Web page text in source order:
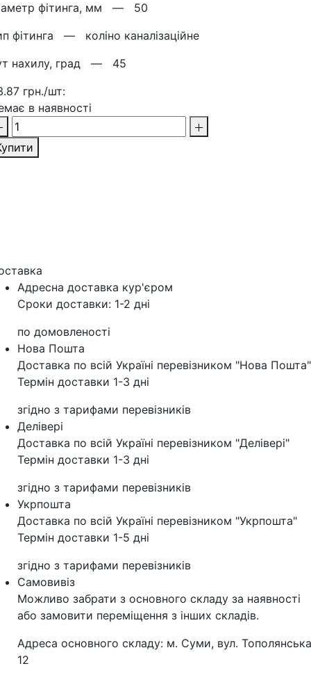
фітинга, мм — 50
фітинга — коліно каналізаційне
нахилу, град — 45
грн./шт:
в наявності
Адресна доставка кур'‎єром
Сроки доставки: 1-2 дні
по домовленості
Нова Пошта
Доставка по всій Україні перевізником "Нова Пошта"
Термін доставки 1-3 дні
згідно з тарифами перевізників
Делівері
Доставка по всій Україні перевізником "Делівері"
Термін доставки 1-3 дні
згідно з тарифами перевізників
Укрпошта
Доставка по всій Україні перевізником "Укрпошта"
Термін доставки 1-5 дні
згідно з тарифами перевізників
Самовивіз
Можливо забрати з основного складу за наявності
або замовити переміщення з інших складів.
Адреса основного складу: м. Суми, вул.
12